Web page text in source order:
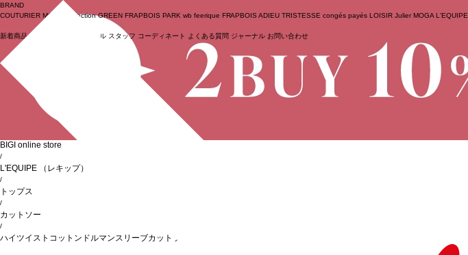
ログイン
BRAND
COUTURIER MOGA Collection GREEN FRAPBOIS PARK wb feerique FRAPBOIS ADIEU TRISTESSE congés payés LOISIR Julier MOGA L'EQUIPE
新着商品 (ライブ) セール スタッフ コーディネート よくある質問 ジャーナル お問い合わせ
BIGI online store
/
L'EQUIPE （レキップ）
/
トップス
/
カットソー
/
ハイツイストコットンドルマンスリーブカットソー